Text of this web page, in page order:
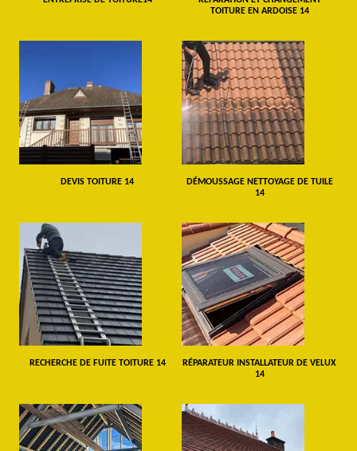
TOITURE EN ARDOISE 14
DEVIS TOITURE 14
DÉMOUSSAGE NETTOYAGE DE TUILE
14
RECHERCHE DE FUITE TOITURE 14
RÉPARATEUR INSTALLATEUR DE VELUX
14